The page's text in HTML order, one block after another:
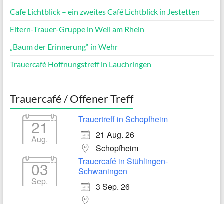
Cafe Lichtblick – ein zweites Café Lichtblick in Jestetten
Eltern-Trauer-Gruppe in Weil am Rhein
„Baum der Erinnerung“ in Wehr
Trauercafé Hoffnungstreff in Lauchringen
Trauercafé / Offener Treff
21
Aug.
Trauertreff in Schopfheim
21 Aug. 26
Schopfheim
03
Sep.
Trauercafé in Stühlingen-
Schwaningen
3 Sep. 26